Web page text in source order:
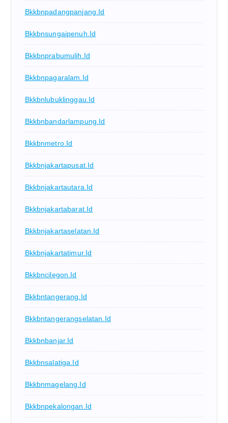
Bkkbnpadangpanjang.id
Bkkbnsungaipenuh.id
Bkkbnprabumulih.id
Bkkbnpagaralam.id
Bkkbnlubuklinggau.id
Bkkbnbandarlampung.id
Bkkbnmetro.id
Bkkbnjakartapusat.id
Bkkbnjakartautara.id
Bkkbnjakartabarat.id
Bkkbnjakartaselatan.id
Bkkbnjakartatimur.id
Bkkbncilegon.id
Bkkbntangerang.id
Bkkbntangerangselatan.id
Bkkbnbanjar.id
Bkkbnsalatiga.id
Bkkbnmagelang.id
Bkkbnpekalongan.id